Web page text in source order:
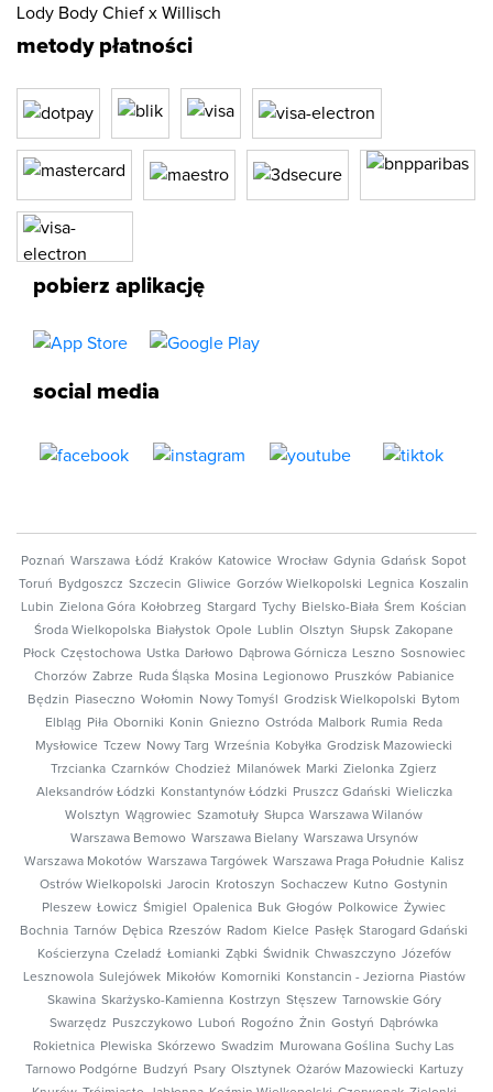
Lody Body Chief x Willisch
metody płatności
pobierz aplikację
social media
Poznań Warszawa Łódź Kraków Katowice Wrocław Gdynia Gdańsk Sopot
Toruń
Bydgoszcz Szczecin Gliwice Gorzów Wielkopolski Legnica Koszalin
Lubin Zielona Góra Kołobrzeg Stargard Tychy Bielsko-Biała Śrem
Kościan
Środa Wielkopolska Białystok Opole Lublin Olsztyn Słupsk Zakopane
Płock Częstochowa Ustka Darłowo Dąbrowa Górnicza Leszno Sosnowiec
Chorzów Zabrze Ruda Śląska Mosina Legionowo Pruszków
Pabianice
Będzin
Piaseczno Wołomin Nowy Tomyśl Grodzisk Wielkopolski
Bytom
Elbląg
Piła Oborniki Konin Gniezno Ostróda Malbork Rumia Reda
Mysłowice Tczew Nowy Targ Września Kobyłka Grodzisk Mazowiecki
Trzcianka Czarnków Chodzież Milanówek Marki Zielonka Zgierz
Aleksandrów Łódzki
Konstantynów Łódzki Pruszcz Gdański Wieliczka
Wolsztyn Wągrowiec Szamotuły Słupca Warszawa Wilanów
Warszawa Bemowo Warszawa Bielany Warszawa Ursynów
Warszawa Mokotów Warszawa Targówek Warszawa Praga Południe
Kalisz
Ostrów Wielkopolski Jarocin Krotoszyn Sochaczew Kutno Gostynin
Pleszew Łowicz Śmigiel Opalenica Buk Głogów Polkowice Żywiec
Bochnia Tarnów Dębica Rzeszów Radom Kielce Pasłęk Starogard Gdański
Kościerzyna Czeladź Łomianki Ząbki Świdnik Chwaszczyno Józefów
Lesznowola Sulejówek Mikołów Komorniki Konstancin - Jeziorna
Piastów
Skawina Skarżysko-Kamienna Kostrzyn Stęszew Tarnowskie Góry
Swarzędz
Puszczykowo Luboń Rogoźno Żnin Gostyń
Dąbrówka
Rokietnica Plewiska Skórzewo Swadzim Murowana Goślina Suchy Las
Tarnowo Podgórne
Budzyń Psary Olsztynek Ożarów Mazowiecki
Kartuzy